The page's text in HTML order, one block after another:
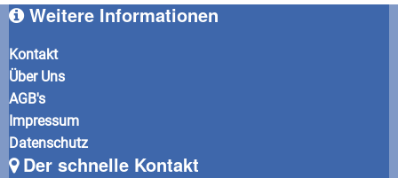
Weitere Informationen
Kontakt
Über Uns
AGB's
Impressum
Datenschutz
Der schnelle Kontakt